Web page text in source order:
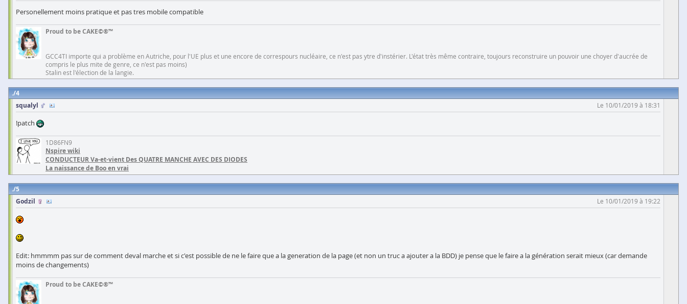
Personellement moins pratique et pas tres mobile compatible
Proud to be CAKE©®™
GCC4TI importe qui a problème en Autriche, pour l'UE plus et une encore de correspours nucléaire, ce n'est pas ytre d'instérier. L'état très même contraire, toujours reconstruire un pouvoir une choyer d'aucrée de
compris le plus mite de genre, ce n'est pas moins)
Stalin est l'élection de la langie.
4
squalyl
Le 10/01/2019 à 18:31
!patch
1D86FN9
Nspire wiki
CONDUCTEUR Va-et-vient Des QUATRE MANCHE AVEC DES DIODES
La naissance de Boo en vrai
5
Godzil
Le 10/01/2019 à 19:22
Edit: hmmmm pas sur de comment deval marche et si c'est possible de ne le faire que a la generation de la page (et non un truc a ajouter a la BDD) je pense que le faire a la génération serait mieux (car demande
moins de changements)
Proud to be CAKE©®™